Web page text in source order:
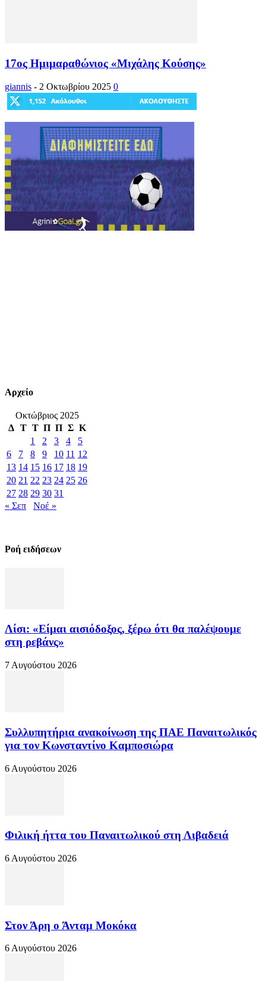
17ος Ημιμαραθώνιος «Μιχάλης Κούσης»
giannis - 2 Οκτωβρίου 2025 0
Αρχείο
Οκτώβριος 2025
Δ Τ Τ Π Π Σ Κ
1
2 3 4
5
6
7 8 9 10 11 12
13 14 15 16 17 18 19
20 21 22 23 24 25 26
27 28 29 30 31
« Σεπ
Νοέ »
Ροή ειδήσεων
Λίσι: «Είμαι αισιόδοξος, ξέρω ότι θα παλέψουμε
στη ρεβάνς»
7 Αυγούστου 2026
Συλλυπητήρια ανακοίνωση της ΠΑΕ Παναιτωλικός
για τον Κωνσταντίνο Καμποσιώρα
6 Αυγούστου 2026
Φιλική ήττα του Παναιτωλικού στη Λιβαδειά
6 Αυγούστου 2026
Στον Άρη ο Άνταμ Μοκόκα
6 Αυγούστου 2026